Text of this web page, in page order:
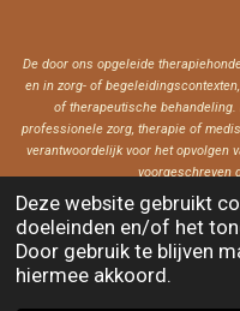
Deze website gebruikt
doeleinden en/of het
Door gebruik te blijven
hiermee akkoord.
De door ons opgeleide
en in zorg- of
of therapeutische
professionele zorg, therapie of
verantwoordelijk voor het opvolgen
voorgeschreven
Copyright©